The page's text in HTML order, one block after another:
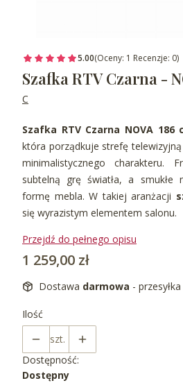
5.00(Oceny: 1 Recenzje: 0)
Szafka RTV Czarna -
C
Szafka RTV Czarna NOVA 186
która porządkuje strefę
minimalistycznego charakteru.
subtelną grę światła, a smukłe
formę mebla. W takiej aranżacji
się wyrazistym elementem salonu.
Przejdź do pełnego opisu
Cena
1 259,00 zł
Dostawa darmowa -
Ilość
szt.
Dostępność:
Dostępny